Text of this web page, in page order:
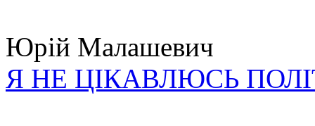
Юрій Малашевич
Я НЕ ЦІКАВЛЮСЬ